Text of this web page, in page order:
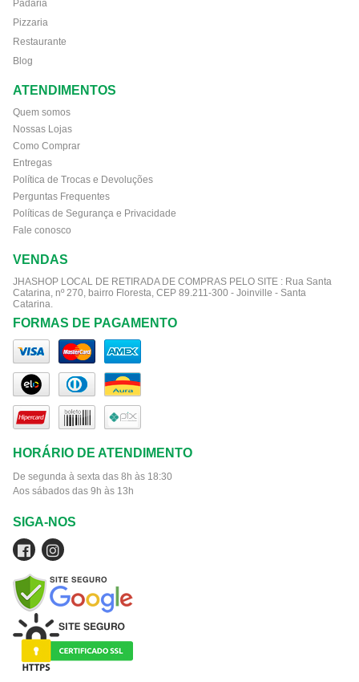
Padaria
Pizzaria
Restaurante
Blog
ATENDIMENTOS
Quem somos
Nossas Lojas
Como Comprar
Entregas
Política de Trocas e Devoluções
Perguntas Frequentes
Políticas de Segurança e Privacidade
Fale conosco
VENDAS
JHASHOP LOCAL DE RETIRADA DE COMPRAS PELO SITE : Rua Santa
Catarina, nº 270, bairro Floresta, CEP 89.211-300 - Joinville - Santa
Catarina.
FORMAS DE PAGAMENTO
HORÁRIO DE ATENDIMENTO
De segunda à sexta das 8h às 18:30
Aos sábados das 9h às 13h
SIGA-NOS